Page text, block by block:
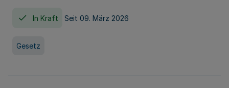
In Kraft Seit 09. März 2026
Gesetz